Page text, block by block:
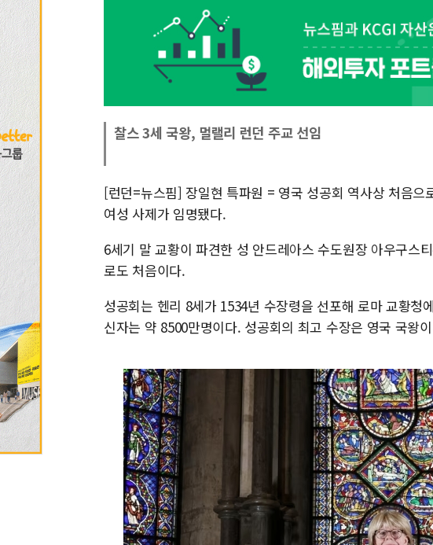
찰스 3세 국왕, 멀랠리 런던 주교 선임
[런던=뉴스핌] 장일현 특파원 = 영국 성공회 역사상 처음으
여성 사제가 임명됐다.
6세기 말 교황이 파견한 성 안드레아스 수도원장 아우구스
로도 처음이다.
성공회는 헨리 8세가 1534년 수장령을 선포해 로마 교황청
신자는 약 8500만명이다. 성공회의 최고 수장은 영국 국왕